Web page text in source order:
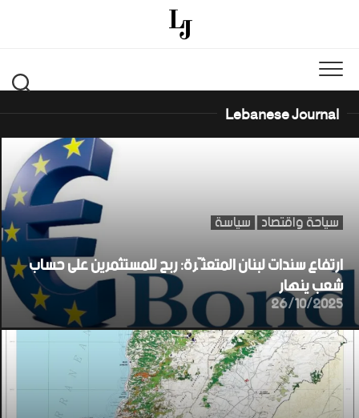
Lebanese Journal
سياحة واقتصاد سياسة
ارتفاع سندات لبنان المتعثّرة: ربح للمستثمرين على حساب
شعب ينهار
26/10/2025